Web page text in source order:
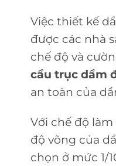
Việc thiết kế
được các nhà
chế độ và
cầu trục dầm
an toàn của
Với chế độ
độ võng của
chọn ở mức 1/